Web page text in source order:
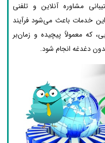
مشاوره آنلاین و تلفنی
این خدمات باعث می‌شود فرآیند
که معمولاً پیچیده و زمان‌بر
دغدغه انجام شود.